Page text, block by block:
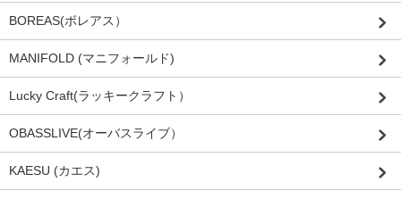
BOREAS(ボレアス）
MANIFOLD (マニフォールド)
Lucky Craft(ラッキークラフト）
OBASSLIVE(オーバスライブ）
KAESU (カエス)